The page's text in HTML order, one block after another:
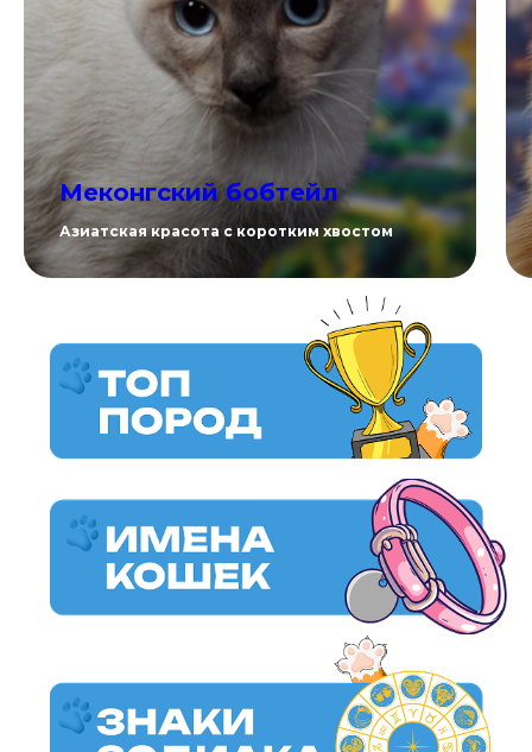
Меконгский бобтейл
Азиатская красота с коротким хвостом